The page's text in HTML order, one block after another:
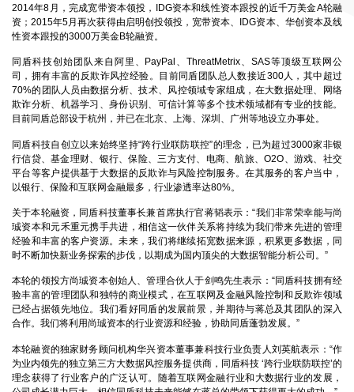
2014年8月，完成宽带资本领投，IDG资本和线性资本跟投的近千万美金A轮融
资；2015年5月再次获得由启明创投领投，宽带资本、IDG资本、华创资本及线
性资本跟投的3000万美金B轮融资。
同盾科技创始团队来自阿里、PayPal、ThreatMetrix、SAS等顶级互联网公
司，拥有丰富的反欺诈风控经验。目前同盾团队总人数接近300人，其中超过
70%的团队人员由数据分析、技术、风控领域专家组成，在大数据处理、网络
欺诈分析、机器学习、身份识别、可信计算等多个技术领域都有专业的技能。
目前同盾总部设于杭州，并已在北京、上海、深圳、广州等地设立办事处。
同盾科技自创立以来始终坚持“跨行业联防联控”的理念，已为超过3000家非银
行信贷、基金理财、银行、保险、三方支付、电商、航旅、O2O、游戏、社交
平台等客户提供基于大数据的反欺诈与风险控制服务。在其服务的客户当中，
以银行、保险和互联网金融最多，行业渗透率达80%。
关于本轮融资，同盾科技董事长兼首席执行官蒋韬表示：“我们非常荣幸能与尚
珹资本和元禾重元携手共进，相信这一伙伴关系将持续为我们带来先进的管理
经验和丰富的客户资源。未来，我们将继续拓宽数据来源，积累更多数据，同
时不断加快新业务探索的步伐，以期成为国内顶尖的大数据智能分析公司。”
本轮的领投方尚珹资本创始人、管理合伙人于剑鸣先生表示：“同盾科技拥有经
验丰富的管理团队和独特的商业模式，在互联网及金融风险控制和反欺诈领域
已经占据领先地位。我们看好同盾的发展前景，并期待与蒋总及其团队的深入
合作。我们将利用尚珹资本的行业资源和经验，协助同盾蓬勃发展。”
本轮融资的独家财务顾问机构华兴资本董事兼科技行业负责人刘英航表示：“作
为业内领先的独立第三方大数据风控服务提供商，同盾科技 ‘跨行业联防联控’的
理念获得了行业客户的广泛认可。随着互联网金融行业和大数据行业的发展，